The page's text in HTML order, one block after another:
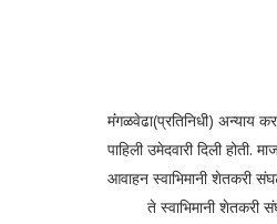
मंंगळवेढा(प्रतिनिधी) अन्याय
पाहिली उमेदवारी दिली
आवाहन
ते स्वाभिमानी शेतकरी